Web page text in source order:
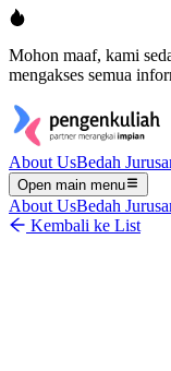
Mohon maaf, kami
mengakses semua
About UsBedah
Open main menu
About UsBedah
Kembali ke List